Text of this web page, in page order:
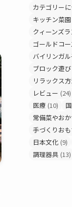
カテゴリー
キッチン菜園
クィーンズ
ゴールドコ
バイリンガ
ブロック遊び
リラックス
レビュー (24)
医療 (10)
常備菜やお
手づくりおも
日本文化 (9)
調理器具 (13)